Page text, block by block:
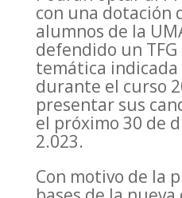
con una dotación
alumnos de la
defendido un TFG
temática
durante el curso
presentar sus
el próximo 30 de
2.023.
Con motivo de la